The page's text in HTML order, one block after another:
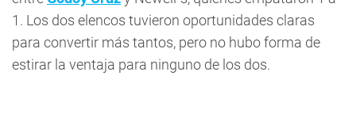
1. Los dos elencos tuvieron oportunidades claras
para convertir más tantos, pero no hubo forma de
estirar la ventaja para ninguno de los dos.